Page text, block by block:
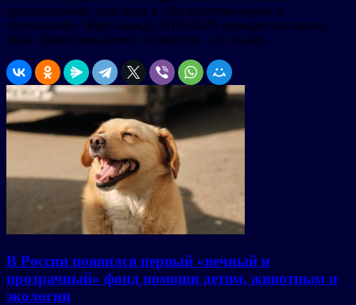
организациями, участвует в «Десятилетии науки и
технологий». Через одежду SHISHKIN передаёт послание:
быть профессионалом и патриотом – это модно.
В России появился первый «вечный и
прозрачный» фонд помощи детям, животным и
экологии